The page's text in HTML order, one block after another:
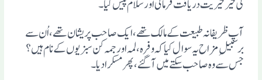
کی خیر خیریت دریافت فرمائی اور سلام پیش کیا۔
آپ ظریفانہ طبیعت کے مالک تھے، ایک صاحب پریشان تھے، اُن سے
برسبیلِ مزاح یہ سوال کیا کہ وفرہ، لمہ اور جمہ کن سبزیوں کے نام ہیں؟
جس سے وہ صاحب سکتے میں آگئے، پھر مسکرادیا۔